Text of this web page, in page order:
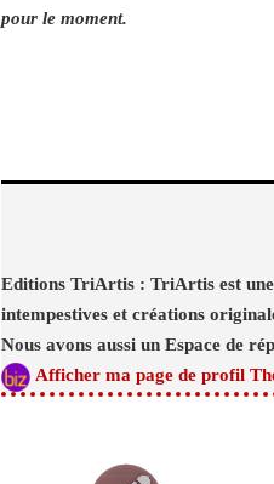
pour le moment.
Editions TriArtis : TriArtis est une
intempestives et créations
Nous avons aussi un Espace de
Afficher ma page de profil